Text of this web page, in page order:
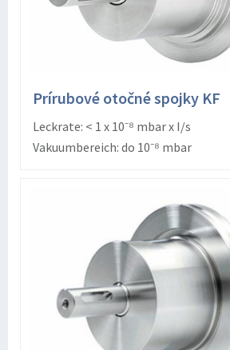
Prírubové otočné spojky KF
Leckrate: < 1 x 10⁻⁸ mbar x I/s
Vakuumbereich: do 10⁻⁸ mbar